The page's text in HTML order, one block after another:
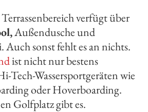
verfügt über
Außendusche und
Auch sonst fehlt es an nichts.
ist nicht nur bestens
Tech-Wassersportgeräten wie
oder Hoverboarding.
Golfplatz gibt es.